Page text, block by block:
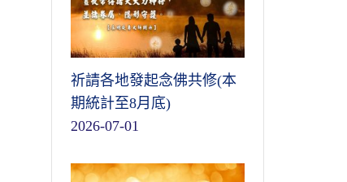
祈請各地發起念佛共修(本
期統計至8月底)
2026-07-01